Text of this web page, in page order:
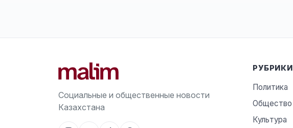
Социальные и общественные новости
Казахстана
РУБРИКИ
Политика
Общество
Культура